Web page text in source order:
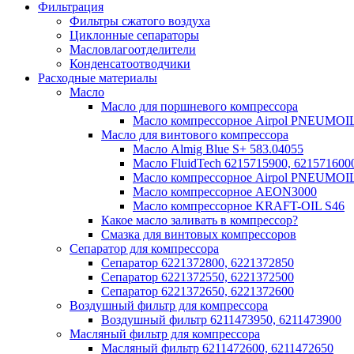
Фильтрация
Фильтры сжатого воздуха
Циклонные сепараторы
Масловлагоотделители
Конденсатоотводчики
Расходные материалы
Масло
Масло для поршневого компрессора
Масло компрессорное Airpol
Масло для винтового компрессора
Масло Almig Blue S+ 583.04055
Масло FluidTech 6215715900,
Масло компрессорное Airpol
Масло компрессорное AEON3000
Масло компрессорное KRAFT-OIL S46
Какое масло заливать в компрессор?
Смазка для винтовых компрессоров
Сепаратор для компрессора
Сепаратор 6221372800, 6221372850
Сепаратор 6221372550, 6221372500
Сепаратор 6221372650, 6221372600
Воздушный фильтр для компрессора
Воздушный фильтр 6211473950, 6211473900
Масляный фильтр для компрессора
Масляный фильтр 6211472600, 6211472650